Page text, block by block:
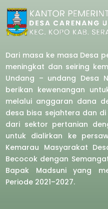
Dari masa ke masa Desa
meningkat dan seiring
Undang – undang Desa
berikan kewenangan
melalui anggaran dana
desa bisa sejahtera dan
dari sektor pertanian
untuk dialirkan ke
Kemarau Masyarakat
Becocok dengan
Bapak Madsuni yang
Periode 2021–2027.